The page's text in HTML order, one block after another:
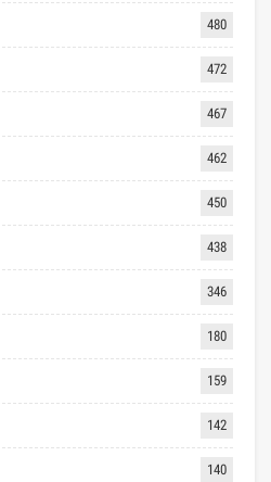
480
472
467
462
450
438
346
180
159
142
140